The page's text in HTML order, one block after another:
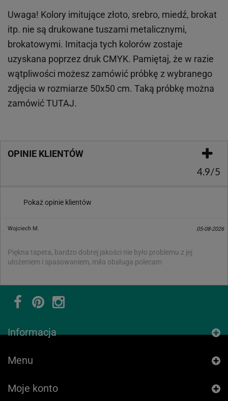
Uwaga! Kolory imitujące złoto, srebro, miedź, brokat
itp. nie są drukowane tuszami metalicznymi,
brokatowymi. Imitacja tych kolorów zostaje
uzyskana poprzez druk CMYK. Pamiętaj, że w razie
wątpliwości możesz zamówić próbkę z wybranego
zdjęcia w rozmiarze 50x50 cm. Taką próbkę można
zamówićTUTAJ.
OPINIE KLIENTÓW
4.9/5
Pokaż opinie klientów
Wojciech M. 05-08-2026
Piękna tapeta, bardzo dobrej jakości nie było problemu z jej
ułożeniem i spasowaniem, miła obsługa polecam
Informacja
Menu
Moje konto